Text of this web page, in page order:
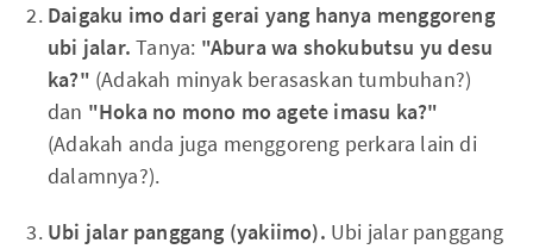
Daigaku imo dari gerai yang hanya menggoreng
ubi jalar. Tanya: "Abura wa shokubutsu yu desu
ka?" (Adakah minyak berasaskan tumbuhan?)
dan "Hoka no mono mo agete imasu ka?"
(Adakah anda juga menggoreng perkara lain di
dalamnya?).
Ubi jalar panggang (yakiimo). Ubi jalar panggang